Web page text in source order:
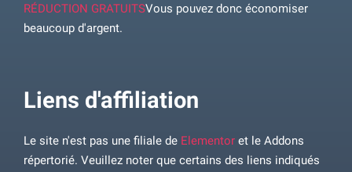
RÉDUCTION GRATUITSVous pouvez donc économiser
beaucoup d'argent.
Liens d'affiliation
Le site n'est pas une filiale de Elementor et le Addons
répertorié. Veuillez noter que certains des liens indiqués